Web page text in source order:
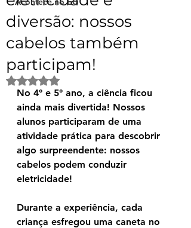
diversão: nossos
cabelos também
participam!
Avaliado com NaN de 5 estrelas.
No 4° e 5° ano, a ciência ficou
ainda mais divertida! Nossos
alunos participaram de uma
atividade prática para descobrir
algo surpreendente: nossos
cabelos podem conduzir
eletricidade!
Durante a experiência, cada
criança esfregou uma caneta no